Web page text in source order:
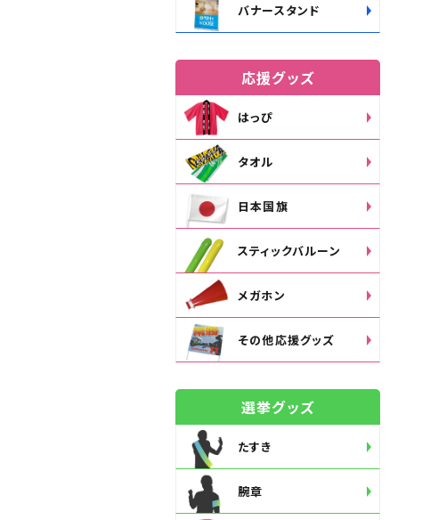
バナースタンド
応援グッズ
はっぴ
タオル
日本国旗
スティックバルーン
メガホン
その他応援グッズ
選挙グッズ
たすき
腕章